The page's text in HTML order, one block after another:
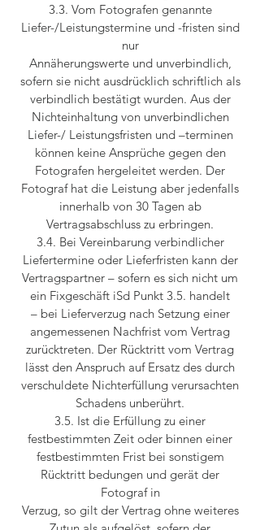
3.3. Vom Fotografen genannte
Liefer-/Leistungstermine und -fristen sind
nur
Annäherungswerte und unverbindlich,
sofern sie nicht ausdrücklich schriftlich als
verbindlich bestätigt wurden. Aus der
Nichteinhaltung von unverbindlichen
Liefer-/ Leistungsfristen und –terminen
können keine Ansprüche gegen den
Fotografen hergeleitet werden. Der
Fotograf hat die Leistung aber jedenfalls
innerhalb von 30 Tagen ab
Vertragsabschluss zu erbringen.
3.4. Bei Vereinbarung verbindlicher
Liefertermine oder Lieferfristen kann der
Vertragspartner – sofern es sich nicht um
ein Fixgeschäft iSd Punkt 3.5. handelt
– bei Lieferverzug nach Setzung einer
angemessenen Nachfrist vom Vertrag
zurücktreten. Der Rücktritt vom Vertrag
lässt den Anspruch auf Ersatz des durch
verschuldete Nichterfüllung verursachten
Schadens unberührt.
3.5. Ist die Erfüllung zu einer
festbestimmten Zeit oder binnen einer
festbestimmten Frist bei sonstigem
Rücktritt bedungen und gerät der
Fotograf in
Verzug, so gilt der Vertrag ohne weiteres